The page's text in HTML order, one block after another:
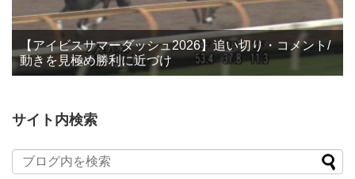
【アイビスサマーダッシュ2026】追い切り・コメント/
動きを見極め勝利に近づけ
サイト内検索